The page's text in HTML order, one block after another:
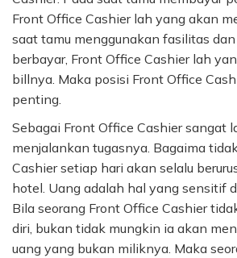
Front Office Cashier lah yang akan
saat tamu menggunakan fasilitas
berbayar, Front Office Cashier lah
billnya. Maka posisi Front Office
penting.
Sebagai Front Office Cashier sangat
menjalankan tugasnya. Bagaima
Cashier setiap hari akan selalu
hotel. Uang adalah hal yang sensitif
Bila seorang Front Office Cashier
diri, bukan tidak mungkin ia akan
uang yang bukan miliknya. Maka